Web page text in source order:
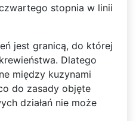
stopnia w linii
jest granicą, do której
Dlatego
między kuzynami
do zasady objęte
działań nie może